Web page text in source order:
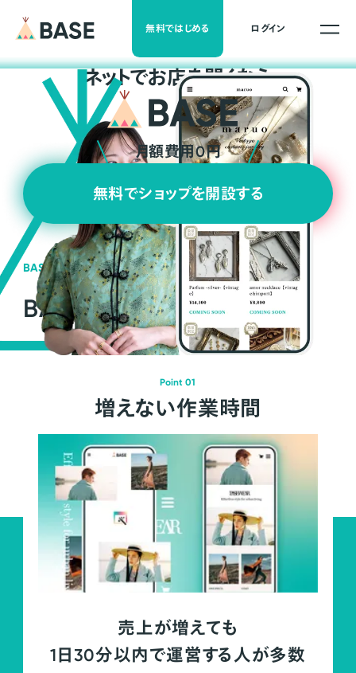
無料ではじめる ログイン
ネットでお店を開くなら
月額費用0円
無料でショップを開設する
BASEの強み
BASEが強い3つの理由
Point 01
増えない作業時間
売上が増えても
1日30分以内で運営する人が多数